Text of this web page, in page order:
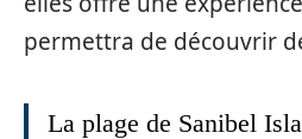
permettra de découvrir
La plage de Sanibel